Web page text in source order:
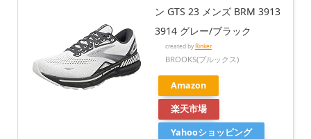
ン GTS 23 メンズ BRM 3913
3914 グレー/ブラック
created byRinker
BROOKS(ブルックス)
Amazon
楽天市場
Yahooショッピング